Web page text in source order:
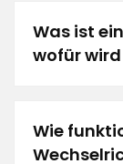
Was ist
wofür
Wie